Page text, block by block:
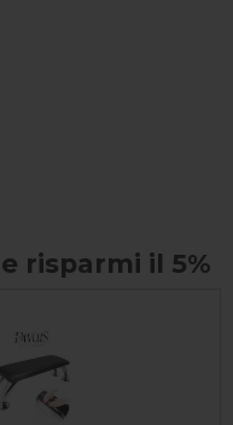
risparmi il 5%